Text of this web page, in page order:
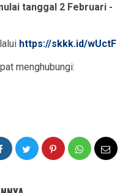
tanggal 2 Februari -
https://skkk.id/wUctF
menghubungi: